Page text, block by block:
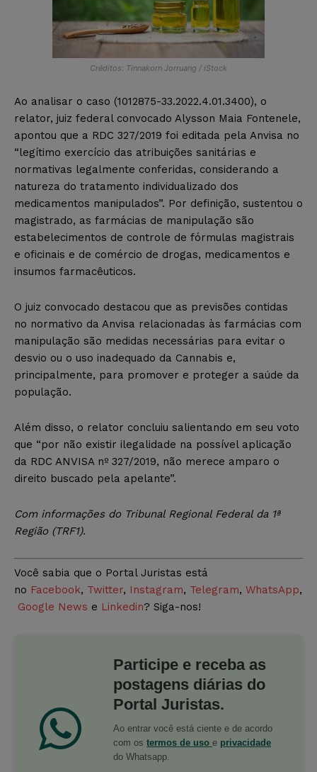
Créditos: Tinnakorn Jorruang / iStock
Ao analisar o caso (1012875-33.2022.4.01.3400), o
relator, juiz federal convocado Alysson Maia Fontenele,
apontou que a RDC 327/2019 foi editada pela Anvisa no
“legítimo exercício das atribuições sanitárias e
normativas legalmente conferidas, considerando a
natureza do tratamento individualizado dos
medicamentos manipulados”. Por definição, sustentou o
magistrado, as farmácias de manipulação são
estabelecimentos de controle de fórmulas magistrais
e oficinais e de comércio de drogas, medicamentos e
insumos farmacêuticos.
O juiz convocado destacou que as previsões contidas
no normativo da Anvisa relacionadas às farmácias com
manipulação são medidas necessárias para evitar o
desvio ou o uso inadequado da Cannabis e,
principalmente, para promover e proteger a saúde da
população.
Além disso, o relator concluiu salientando em seu voto
que “por não existir ilegalidade na possível aplicação
da RDC ANVISA nº 327/2019, não merece amparo o
direito buscado pela apelante”.
Com informações do Tribunal Regional Federal da 1ª
Região (TRF1).
Você sabia que o Portal Juristas está
no Facebook, Twitter, Instagram, Telegram, WhatsApp,
Google News e Linkedin? Siga-nos!
Participe e receba as
postagens diárias do
Portal Juristas.
Ao entrar você está ciente e de acordo
com os termos de uso e privacidade
do Whatsapp.